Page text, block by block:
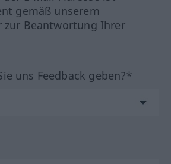
gemäß unserem
zur Beantwortung Ihrer
uns Feedback geben?*